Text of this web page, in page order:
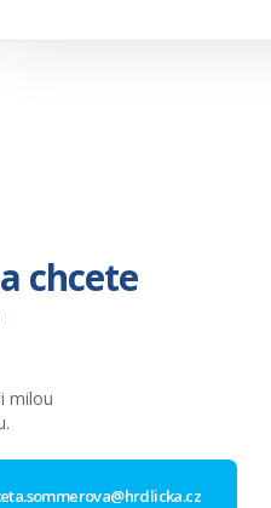
chcete
milou